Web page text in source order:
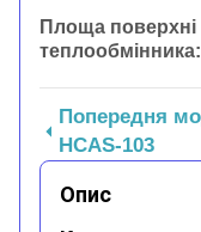
Площа поверхні
теплообмінника:
Попередня
HCAS-103
Опис